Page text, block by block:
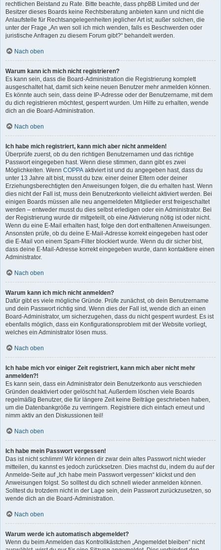
rechtlichen Beistand zu Rate. Bitte beachte, dass phpBB Limited und der
Besitzer dieses Boards keine Rechtsberatung anbieten kann und nicht die
Anlaufstelle für Rechtsangelegenheiten jeglicher Art ist; außer solchen, die
unter der Frage „An wen soll ich mich wenden, falls es Beschwerden oder
juristische Anfragen zu diesem Forum gibt?“ behandelt werden.
Nach oben
Warum kann ich mich nicht registrieren?
Es kann sein, dass die Board-Administration die Registrierung komplett
ausgeschaltet hat, damit sich keine neuen Benutzer mehr anmelden können.
Es könnte auch sein, dass deine IP-Adresse oder der Benutzername, mit dem
du dich registrieren möchtest, gesperrt wurden. Um Hilfe zu erhalten, wende
dich an die Board-Administration.
Nach oben
Ich habe mich registriert, kann mich aber nicht anmelden!
Überprüfe zuerst, ob du den richtigen Benutzernamen und das richtige
Passwort eingegeben hast. Wenn diese stimmen, dann gibt es zwei
Möglichkeiten. Wenn COPPA aktiviert ist und du angegeben hast, dass du
unter 13 Jahre alt bist, musst du bzw. einer deiner Eltern oder deiner
Erziehungsberechtigten den Anweisungen folgen, die du erhalten hast. Wenn
dies nicht der Fall ist, muss dein Benutzerkonto vielleicht aktiviert werden. Bei
einigen Boards müssen alle neu angemeldeten Mitglieder erst freigeschaltet
werden – entweder musst du dies selbst erledigen oder ein Administrator. Bei
der Registrierung wurde dir mitgeteilt, ob eine Aktivierung nötig ist oder nicht.
Wenn du eine E-Mail erhalten hast, folge den dort enthaltenen Anweisungen.
Ansonsten prüfe, ob du deine E-Mail-Adresse korrekt eingegeben hast oder
die E-Mail von einem Spam-Filter blockiert wurde. Wenn du dir sicher bist,
dass deine E-Mail-Adresse korrekt eingegeben wurde, dann kontaktiere einen
Administrator.
Nach oben
Warum kann ich mich nicht anmelden?
Dafür gibt es viele mögliche Gründe. Prüfe zunächst, ob dein Benutzername
und dein Passwort richtig sind. Wenn dies der Fall ist, wende dich an einen
Board-Administrator, um sicherzugehen, dass du nicht gesperrt wurdest. Es ist
ebenfalls möglich, dass ein Konfigurationsproblem mit der Website vorliegt,
welches ein Administrator lösen muss.
Nach oben
Ich habe mich vor einiger Zeit registriert, kann mich aber nicht mehr
anmelden?!
Es kann sein, dass ein Administrator dein Benutzerkonto aus verschieden
Gründen deaktiviert oder gelöscht hat. Außerdem löschen viele Boards
regelmäßig Benutzer, die für längere Zeit keine Beiträge geschrieben haben,
um die Datenbankgröße zu verringern. Registriere dich einfach erneut und
nimm aktiv an den Diskussionen teil!
Nach oben
Ich habe mein Passwort vergessen!
Das ist nicht schlimm! Wir können dir zwar dein altes Passwort nicht wieder
mitteilen, du kannst es jedoch zurücksetzen. Dies machst du, indem du auf der
Anmelde-Seite auf „Ich habe mein Passwort vergessen“ klickst und den
Anweisungen folgst. So solltest du dich schnell wieder anmelden können.
Solltest du trotzdem nicht in der Lage sein, dein Passwort zurückzusetzen, so
wende dich an die Board-Administration.
Nach oben
Warum werde ich automatisch abgemeldet?
Wenn du beim Anmelden das Kontrollkästchen „Angemeldet bleiben“ nicht